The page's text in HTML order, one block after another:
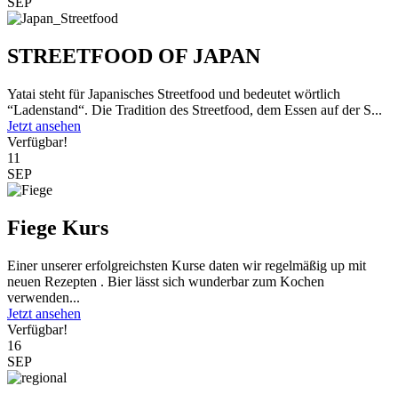
STREETFOOD OF JAPAN
Yatai steht für Japanisches Streetfood und bedeutet wörtlich
“Ladenstand“. Die Tradition des Streetfood, dem Essen auf der S...
Jetzt ansehen
Verfügbar!
11
SEP
Fiege Kurs
Einer unserer erfolgreichsten Kurse daten wir regelmäßig up mit
neuen Rezepten . Bier lässt sich wunderbar zum Kochen
verwenden...
Jetzt ansehen
Verfügbar!
16
SEP